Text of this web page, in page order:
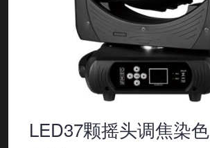
LED37颗摇头调焦染色